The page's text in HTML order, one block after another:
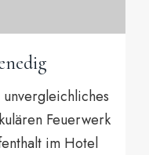
Feuerwerk
im Hotel